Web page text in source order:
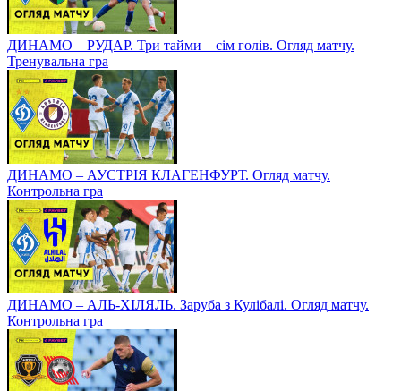
ДИНАМО – РУДАР. Три тайми – сім голів. Огляд матчу.
Тренувальна гра
ДИНАМО – АУСТРІЯ КЛАГЕНФУРТ. Огляд матчу.
Контрольна гра
ДИНАМО – АЛЬ-ХІЛЯЛЬ. Заруба з Кулібалі. Огляд матчу.
Контрольна гра